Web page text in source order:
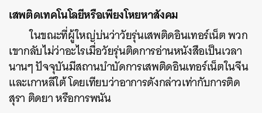
เสพติดเทคโนโลยีหรือเพียงโหยหาสังคม
ในขณะที่ผู้ใหญ่บ่นว่าวัยรุ่นเสพติดอินเทอร์เน็ต พวก
เขากลับไม่ว่าอะไรเมื่อวัยรุ่นติดการอ่านหนังสือเป็นเวลา
นานๆ ปัจจุบันมีสถานบำบัดการเสพติดอินเทอร์เน็ตในจีน
และเกาหลีใต้ โดยเทียบว่าอาการดังกล่าวเท่ากับการติด
สุรา ติดยา หรือการพนัน